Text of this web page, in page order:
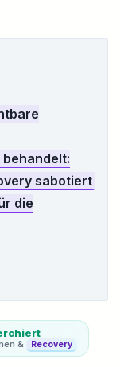
sabotiert
die
& Recovery